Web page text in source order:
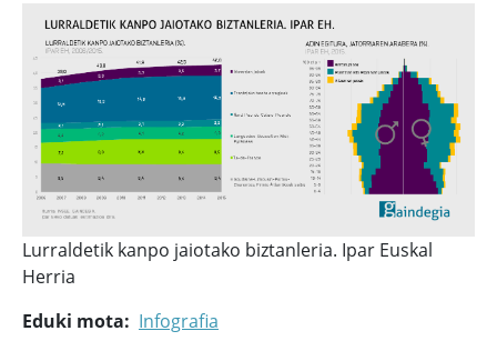
Lurraldetik kanpo jaiotako biztanleria. Ipar Euskal
Herria
Eduki mota
Infografia